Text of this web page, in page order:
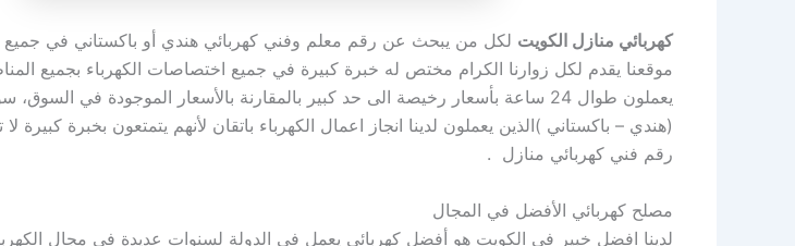
كهربائي منازل الكويت لكل من يبحث عن رقم معلم وفني كهربائي هندي أو باكستاني في جميع
موقعنا يقدم لكل زوارنا الكرام مختص له خبرة كبيرة في جميع اختصاصات الكهرباء بجميع
يعملون طوال 24 ساعة بأسعار رخيصة الى حد كبير بالمقارنة بالأسعار الموجودة في
(هندي – باكستاني )الذين يعملون لدينا انجاز اعمال الكهرباء باتقان لأنهم يتمتعون بخبرة كبيرة لا
رقم فني كهربائي منازل .
مصلح كهربائي الأفضل في المجال
لدينا افضل خبير في الكويت هو أفضل كهربائى يعمل في الدولة لسنوات عديدة في مجال